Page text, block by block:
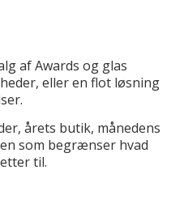
af Awards og glas
eller en flot løsning
årets butik, månedens
som begrænser hvad
til.